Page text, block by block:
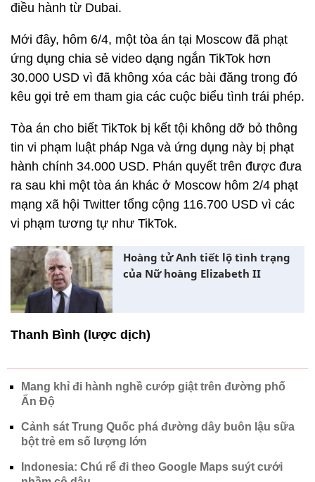
điều hành từ Dubai.
Mới đây, hôm 6/4, một tòa án tại Moscow đã phạt
ứng dụng chia sẻ video dạng ngắn TikTok hơn
30.000 USD vì đã không xóa các bài đăng trong đó
kêu gọi trẻ em tham gia các cuộc biểu tình trái phép.
Tòa án cho biết TikTok bị kết tội không dỡ bỏ thông
tin vi phạm luật pháp Nga và ứng dụng này bị phạt
hành chính 34.000 USD. Phán quyết trên được đưa
ra sau khi một tòa án khác ở Moscow hôm 2/4 phạt
mạng xã hội Twitter tổng cộng 116.700 USD vì các
vi phạm tương tự như TikTok.
Hoàng tử Anh tiết lộ tình trạng
của Nữ hoàng Elizabeth II
Thanh Bình (lược dịch)
Mang khỉ đi hành nghề cướp giật trên đường phố
Ấn Độ
Cảnh sát Trung Quốc phá đường dây buôn lậu sữa
bột trẻ em số lượng lớn
Indonesia: Chú rể đi theo Google Maps suýt cưới